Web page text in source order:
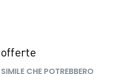
CHE POTREBBERO